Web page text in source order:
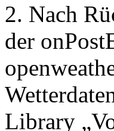
2. Nach
der
Library